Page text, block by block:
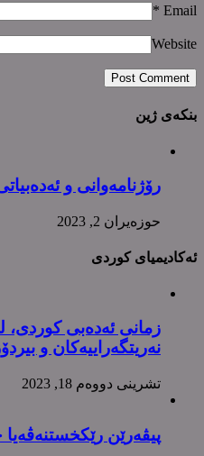
Email
*
Website
بنکەی ژین
رۆژنامەوانی و
حوزه‌یران 2, 2023
ئەکادیمیای کوردی
زمانی ئەدەبی کوردی،
نەریتگەراییەکان و
تشرینی دووه‌م 18, 2023
پیڤەرێن